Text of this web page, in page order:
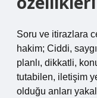
Soru ve itirazlara
hakim; Ciddi,
planlı, dikkatli,
tutabilen, iletişim
olduğu anları